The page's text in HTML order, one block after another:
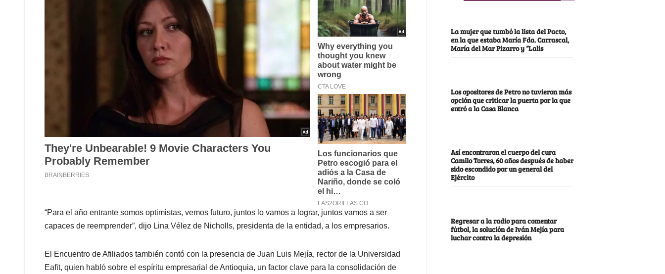
“Para el año entrante somos optimistas, vemos futuro, juntos lo vamos a lograr, juntos vamos a ser
capaces de reemprender”, dijo Lina Vélez de Nicholls, presidenta de la entidad, a los empresarios.
El Encuentro de Afiliados también contó con la presencia de Juan Luis Mejía, rector de la Universidad
Eafit, quien habló sobre el espíritu empresarial de Antioquia, un factor clave para la consolidación de
La mujer que tumbó la lista del Pacto,
en la que estaba María Fda. Carrascal,
María del Mar Pizarro y “Lalis
Los opositores de Petro no tuvieron más
opción que criticar la puerta por la que
entró a la Casa Blanca
Así encontraron el cuerpo del cura
Camilo Torres, 60 años después de haber
sido escondido por un general del
Ejército
Regresar a la radio para comentar
fútbol, la solución de Iván Mejía para
luchar contra la depresión